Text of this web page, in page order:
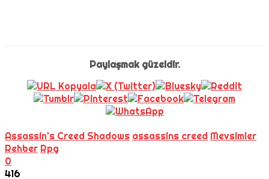
Paylaşmak güzeldir.
Assassin's Creed Shadows assassins creed Mevsimler
Rehber Rpg
0
416